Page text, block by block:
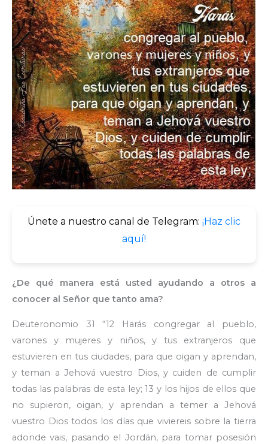
Únete a nuestro canal de Telegram: ¡Haz clic
aquí!
¿De qué manera está usted ayudando a otros a
conocer al Señor que tanto ama?
Deuteronomio 31 “12 Harás congregar al pueblo,
varones y mujeres y niños, y tus extranjeros que
estuvieren en tus ciudades, para que oigan y aprendan,
y teman a Jehová vuestro Dios, y cuiden de cumplir
todas las palabras de esta ley; 13 y los hijos de ellos que
no supieron, oigan, y aprendan a temer a Jehová
vuestro Dios todos los días que viviereis sobre la tierra
adonde vais, pasando el Jordán, para tomar posesión